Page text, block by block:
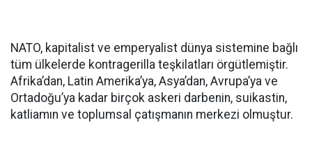
NATO, kapitalist ve emperyalist dünya sistemine bağlı
tüm ülkelerde kontragerilla teşkilatları örgütlemiştir.
Afrika’dan, Latin Amerika’ya, Asya’dan, Avrupa’ya ve
Ortadoğu’ya kadar birçok askeri darbenin, suikastin,
katliamın ve toplumsal çatışmanın merkezi olmuştur.